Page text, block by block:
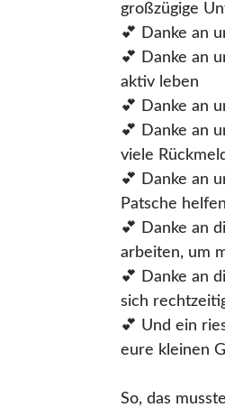
großzügige
💕 Danke an
💕 Danke an
aktiv leben
💕 Danke an
💕 Danke an
viele
💕 Danke an
Patsche helfen
💕 Danke an
arbeiten, um
💕 Danke an
sich
💕 Und ein
eure kleinen
So, das